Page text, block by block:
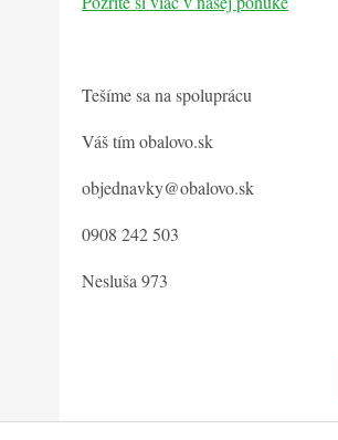
Tešíme sa na spoluprácu
Váš tím obalovo.sk
objednavky@obalovo.sk
0908 242 503
Nesluša 973